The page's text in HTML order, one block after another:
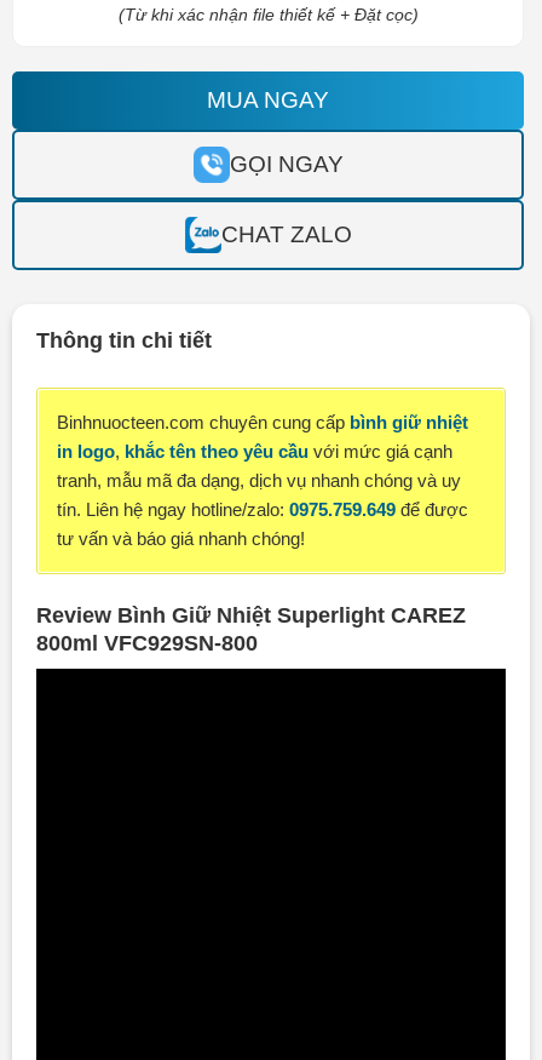
(Từ khi xác nhận file thiết kế + Đặt cọc)
MUA NGAY
GỌI NGAY
CHAT ZALO
Thông tin chi tiết
Binhnuocteen.com chuyên cung cấp bình giữ nhiệt
in logo, khắc tên theo yêu cầuvới mức giá cạnh
tranh, mẫu mã đa dạng, dịch vụ nhanh chóng và uy
tín. Liên hệ ngay hotline/zalo: 0975.759.649để được
tư vấn và báo giá nhanh chóng!
Review Bình Giữ Nhiệt Superlight CAREZ
800ml VFC929SN-800